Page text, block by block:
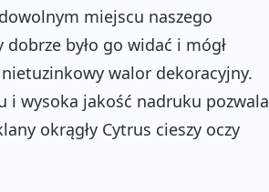
miejscu naszego
było go widać i mógł
walor dekoracyjny.
i wysoka jakość nadruku pozwala
okrągły Cytrus cieszy oczy